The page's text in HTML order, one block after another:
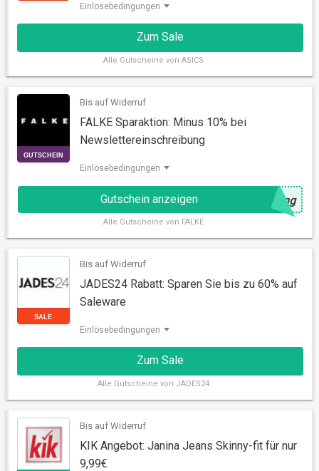
Einlösebedingungen
Zum Sale
Alle Gutscheine von ASICS
Bis auf Widerruf
FALKE Sparaktion: Minus 10% bei
Newslettereinschreibung
Einlösebedingungen
Gutschein anzeigen @ ung
Alle Gutscheine von FALKE
SALE
Bis auf Widerruf
JADES24 Rabatt: Sparen Sie bis zu 60% auf
Saleware
Einlösebedingungen
Zum Sale
Alle Gutscheine von JADES24
Bis auf Widerruf
KIK Angebot: Janina Jeans Skinny-fit für nur
9,99€